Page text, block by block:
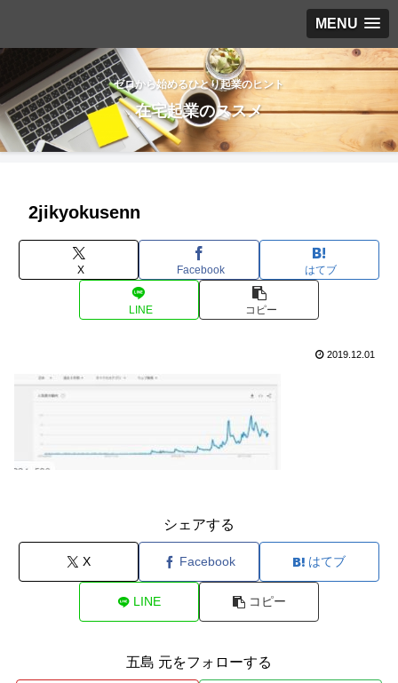
MENU
ゼロから始めるひとり起業のヒント
在宅起業のススメ
2jikyokusenn
X Facebook はてブ
LINE コピー
2019.12.01
シェアする
X Facebook はてブ
LINE コピー
五島 元をフォローする